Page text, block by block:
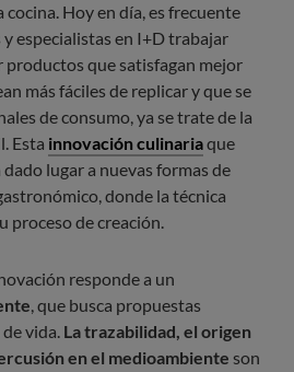
cocina. Hoy en día, es frecuente
especialistas en I+D trabajar
que satisfagan mejor
más fáciles de replicar y que se
de consumo, ya se trate de la
Esta innovación culinariaque
lugar a nuevas formas de
donde la técnica
proceso de creación.
responde a un
, que busca propuestas
vida. La trazabilidad, el origen
en el medioambiente son